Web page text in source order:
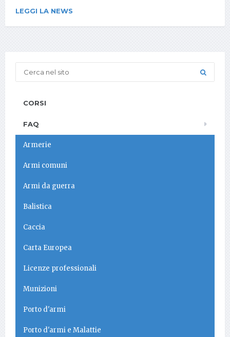
LEGGI LA NEWS
CORSI
FAQ
Armerie
Armi comuni
Armi da guerra
Balistica
Caccia
Carta Europea
Licenze professionali
Munizioni
Porto d'armi
Porto d'armi e Malattie